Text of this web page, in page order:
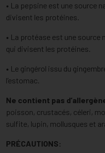
• La pepsine est une source
divisent les protéines.
• La protéase est une source
qui divisent les protéines.
• Le gingérol issu du
l’estomac.
Ne contient pas
poisson, crustacés, céleri,
sulfite, lupin, mollusques et
PRÉCAUTIONS: